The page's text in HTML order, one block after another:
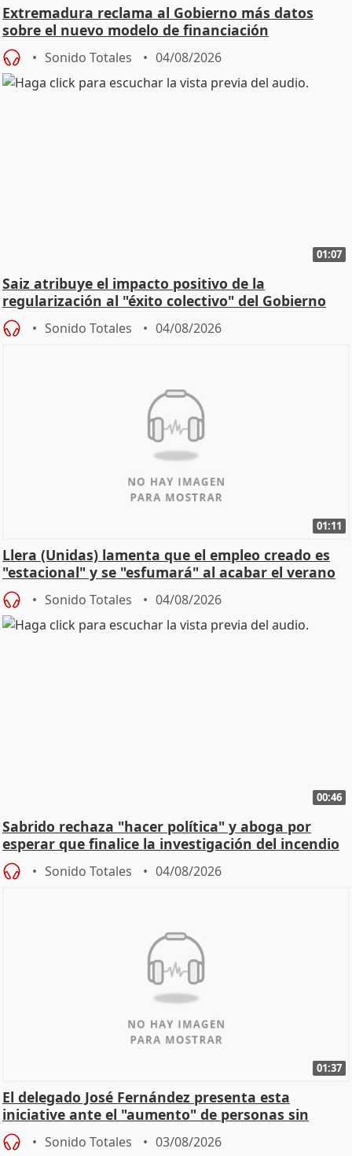
Extremadura reclama al Gobierno más datos
sobre el nuevo modelo de financiación
Sonido Totales 04/08/2026
01:07
Saiz atribuye el impacto positivo de la
regularización al "éxito colectivo" del Gobierno
Sonido Totales 04/08/2026
01:11
Llera (Unidas) lamenta que el empleo creado es
"estacional" y se "esfumará" al acabar el verano
Sonido Totales 04/08/2026
00:46
Sabrido rechaza "hacer política" y aboga por
esperar que finalice la investigación del incendio
Sonido Totales 04/08/2026
01:37
El delegado José Fernández presenta esta
iniciative ante el "aumento" de personas sin
hogar en Madri
Sonido Totales 03/08/2026